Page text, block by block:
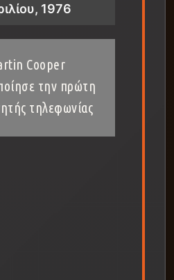
1976
Cooper
την πρώτη
τηλεφωνίας